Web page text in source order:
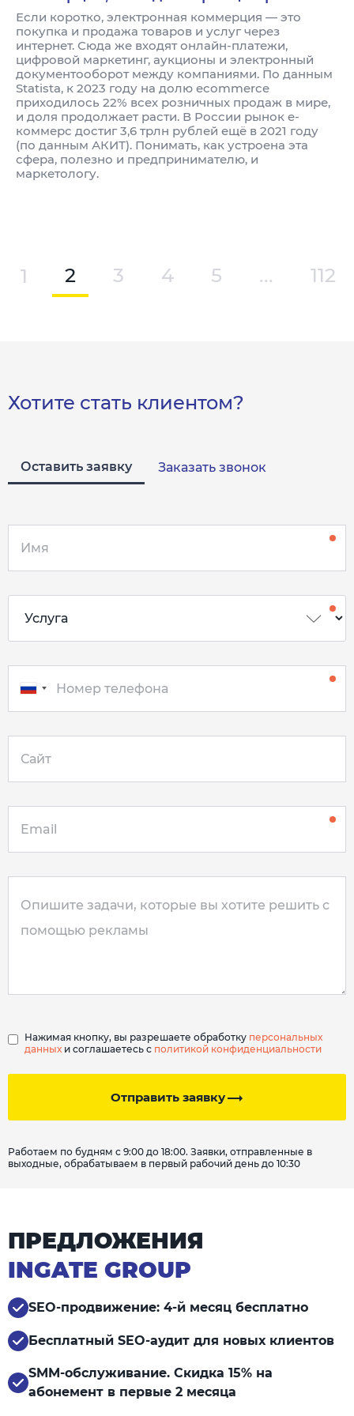
Если коротко, электронная коммерция — это
покупка и продажа товаров и услуг через
интернет. Сюда же входят онлайн-платежи,
цифровой маркетинг, аукционы и электронный
документооборот между компаниями. По данным
Statista, к 2023 году на долю ecommerce
приходилось 22% всех розничных продаж в мире,
и доля продолжает расти. В России рынок e-
коммерс достиг 3,6 трлн рублей ещё в 2021 году
(по данным АКИТ). Понимать, как устроена эта
сфера, полезно и предпринимателю, и
маркетологу.
1 2 3 4 5 ... 112
Хотите стать клиентом?
Оставить заявку Заказать звонок
Отправить заявку
Нажимая кнопку, вы разрешаете обработку персональных
данных и соглашаетесь с политикой конфиденциальности
Работаем по будням с 9:00 до 18:00. Заявки, отправленные в
выходные, обрабатываем в первый рабочий день до 10:30
ПРЕДЛОЖЕНИЯ
INGATE GROUP
SEO-продвижение: 4-й месяц бесплатно
Бесплатный SEO-аудит для новых клиентов
SMM-обслуживание. Скидка 15% на
абонемент в первые 2 месяца